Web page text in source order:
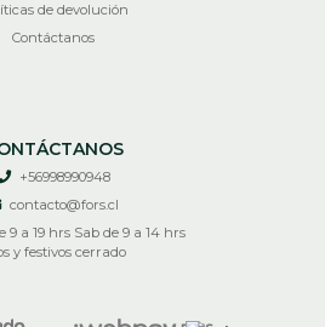
de devolución
Contáctanos
+56998990948
contacto@fors.cl
9 a 19 hrs Sab de 9 a 14 hrs
y festivos cerrado